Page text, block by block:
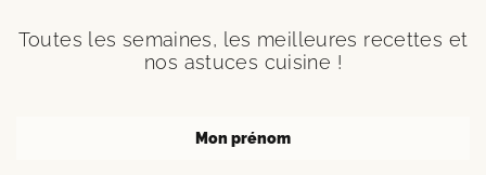
Toutes les semaines, les meilleures recettes et
nos astuces cuisine !